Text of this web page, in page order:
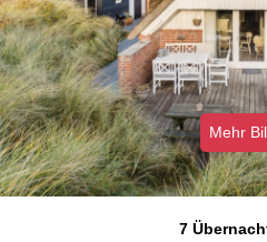
Mehr
7